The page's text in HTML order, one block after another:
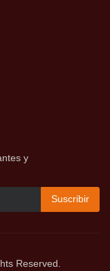
y
Suscribir
Reserved.